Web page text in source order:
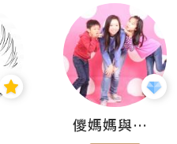
儍媽媽與兩隻小魔怪之家